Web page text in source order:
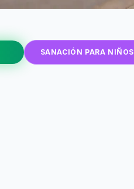
SANACIÓN PARA NIÑOS